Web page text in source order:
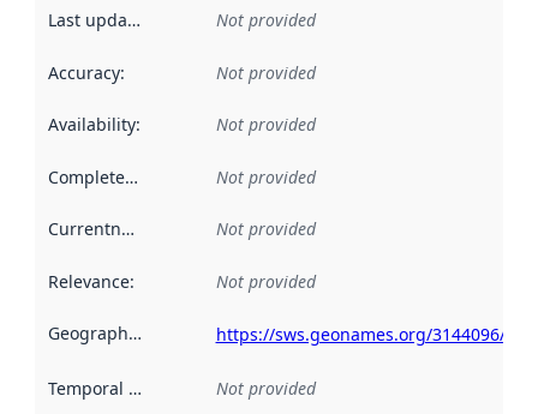
Last updated Not provided
Accuracy: Not provided
Availability: Not provided
Completeness Not provided
Currentness Not provided
Relevance: Not provided
Geographical scope https://sws.geonames.org/3144096/
Temporal scope Not provided